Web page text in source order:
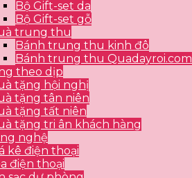
Bộ Gift-set da
Bộ Gift-set gỗ
trung thu
Bánh trung thu kinh đô
Bánh trung thu Quadayroi.com
theo dịp
tặng hội nghị
tặng tân niên
tặng tất niên
tặng tri ân khách hàng
nghệ
kê điện thoại
điện thoại